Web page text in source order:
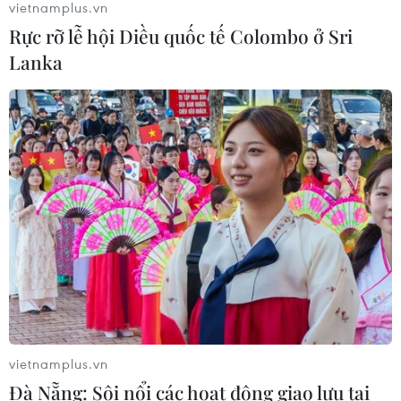
Phía Nam châu Phi tăng cường phối
hợp ngăn chặn dịch Ebola
19/07/2026 01:03
Điều gì tạo nên niềm tin khi lựa chọn
dinh dưỡng đầu đời cho trẻ?
18/07/2026 01:00
Phân bổ ngân sách chăm sóc sức
khỏe và dân số: Ưu tiên các địa bàn
khó khăn
17/07/2026 22:30
vietnamplus.vn
Rực rỡ lễ hội Diều quốc tế Colombo ở Sri
Lanka
vietnamplus.vn
Đà Nẵng: Sôi nổi các hoạt động giao lưu tại